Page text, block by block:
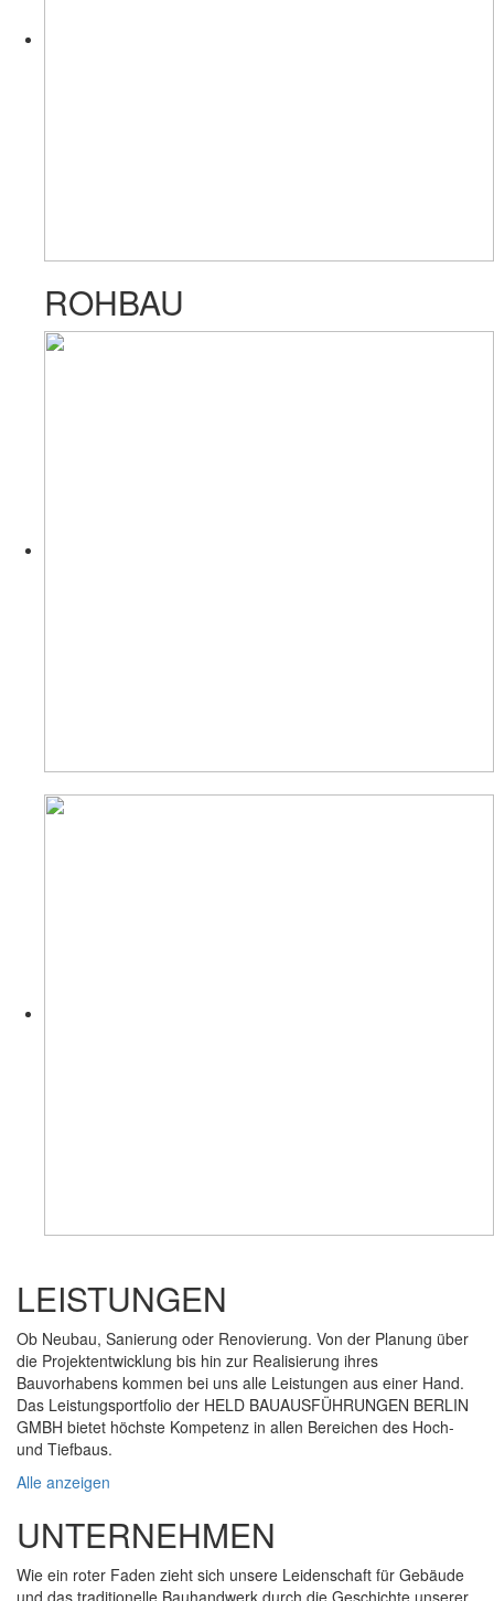
ROHBAU
LEISTUNGEN
Ob Neubau, Sanierung oder Renovierung. Von der Planung über
die Projektentwicklung bis hin zur Realisierung ihres
Bauvorhabens kommen bei uns alle Leistungen aus einer Hand.
Das Leistungsportfolio der HELD BAUAUSFÜHRUNGEN BERLIN
GMBH bietet höchste Kompetenz in allen Bereichen des Hoch-
und Tiefbaus.
Alle anzeigen
UNTERNEHMEN
Wie ein roter Faden zieht sich unsere Leidenschaft für Gebäude
und das traditionelle Bauhandwerk durch die Geschichte unserer